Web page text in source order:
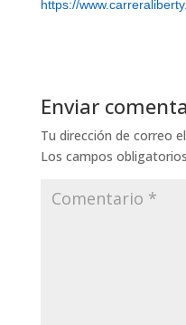
https://
Enviar
Tu dirección de correo
Los campos